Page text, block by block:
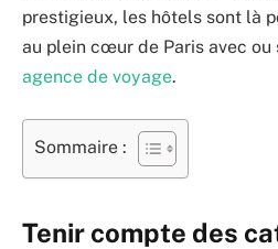
prestigieux, les hôtels sont là
au plein cœur de Paris avec ou
agence de voyage.
Sommaire :
Tenir compte des